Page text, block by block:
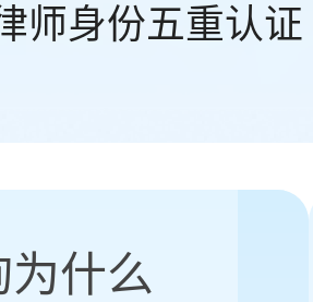
师身份五重认证
为什么